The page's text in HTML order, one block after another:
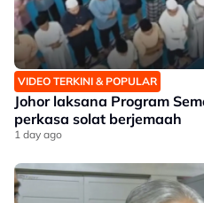
VIDEO TERKINI & POPULAR
Johor laksana Program
perkasa solat berjemaah
1 day ago